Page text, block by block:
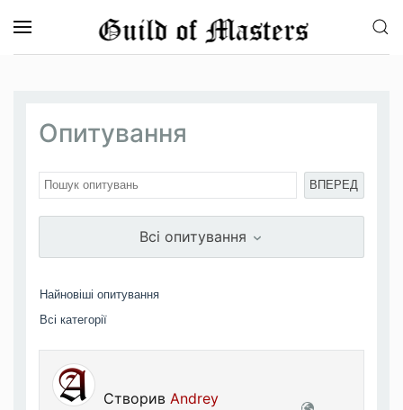
Перейти до основного вмісту
Опитування
ВПЕРЕД
Всі опитування
Створив Andrey